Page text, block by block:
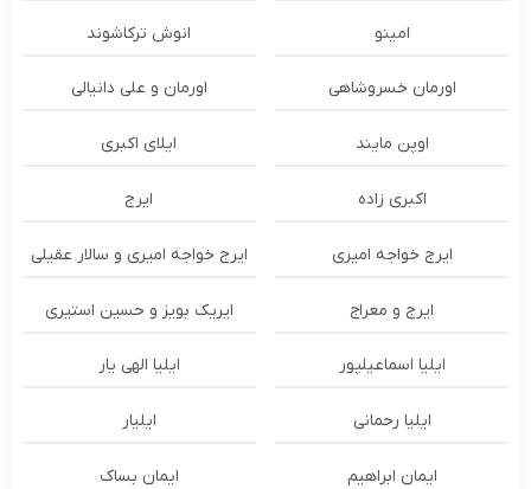
امینو انوش ترکاشوند
اورمان خسروشاهی اورمان و علی دانیالی
اوپن مایند ايلاى اكبرى
اکبری زاده ایرج
ایرج خواجه امیری ایرج خواجه امیری و سالار عقیلی
ایرج و معراج ایریک بویز و حسین استیری
ایلیا اسماعیلپور ایلیا الهی یار
ایلیا رحمانی ایلیار
ایمان ابراهیم ایمان بساک